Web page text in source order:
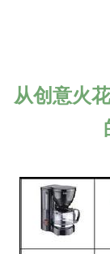
从创意火